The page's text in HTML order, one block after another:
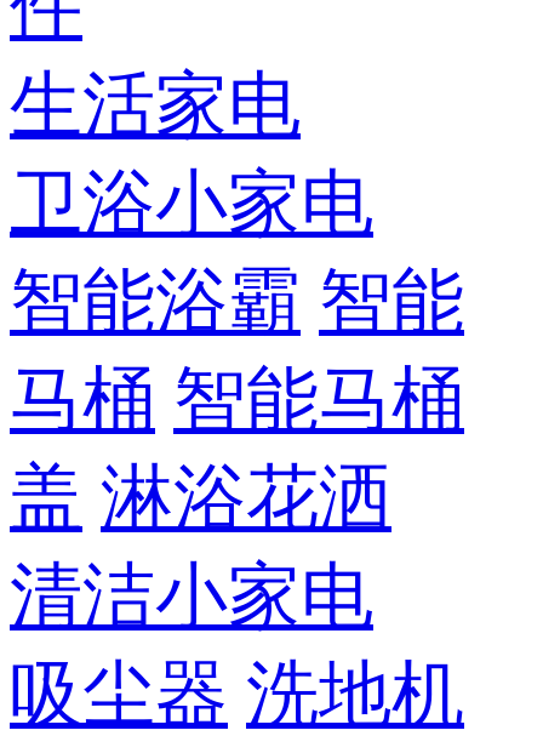
生活家电
卫浴小家电
智能浴霸 智能
马桶 智能马桶
盖 淋浴花洒
清洁小家电
吸尘器 洗地机